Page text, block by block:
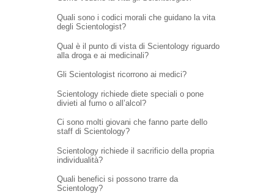
Quali sono i codici morali che guidano la vita
degli Scientologist?
Qual è il punto di vista di Scientology riguardo
alla droga e ai medicinali?
Gli Scientologist ricorrono ai medici?
Scientology richiede diete speciali o pone
divieti al fumo o all’alcol?
Ci sono molti giovani che fanno parte dello
staff di Scientology?
Scientology richiede il sacrificio della propria
individualità?
Quali benefici si possono trarre da
Scientology?